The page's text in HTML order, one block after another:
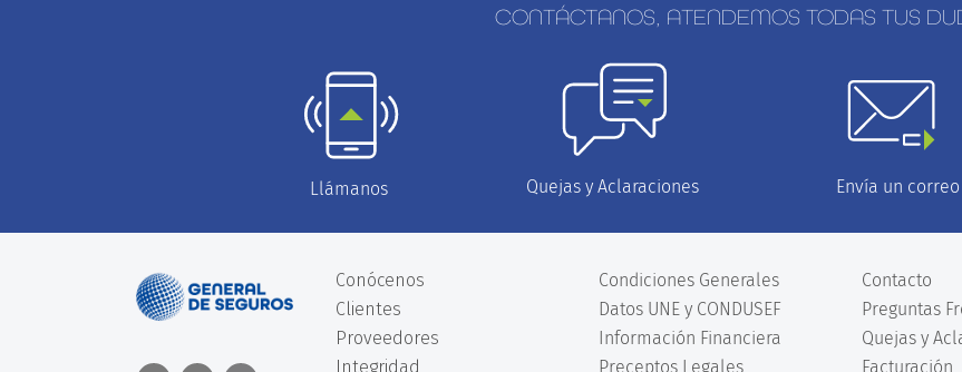
CONTÁCTANOS, ATENDEMOS TODAS TUS
Llámanos Quejas y Aclaraciones Envía un correo
Conócenos
Clientes
Proveedores
Integridad
Condiciones Generales
Datos UNE y CONDUSEF
Información Financiera
Preceptos Legales
Contacto
Preguntas
Quejas y
Facturación